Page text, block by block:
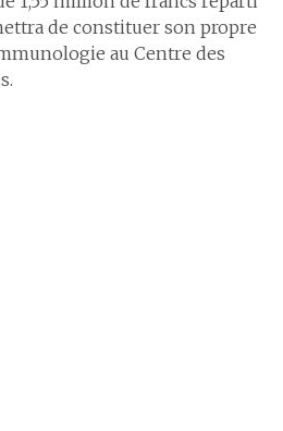
de constituer son propre
au Centre des